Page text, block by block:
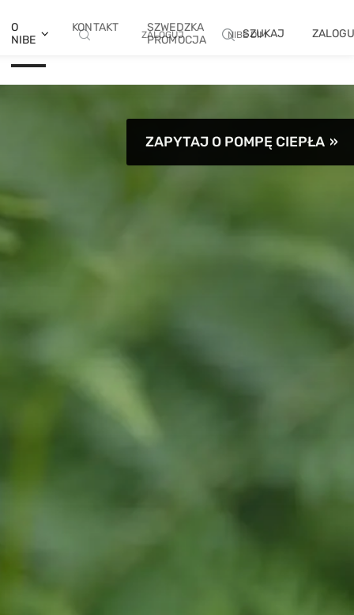
O
NIBE
KONTAKT
SZWEDZKA
PROMOCJA
SZUKAJ
ZALOGUJ NIBE DIM
ZAPYTAJ O POMPĘ CIEPŁA